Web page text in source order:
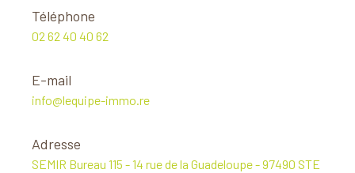
Téléphone
02 62 40 40 62
E-mail
info@lequipe-immo.re
Adresse
SEMIR Bureau 115 - 14 rue de la Guadeloupe - 97490 STE